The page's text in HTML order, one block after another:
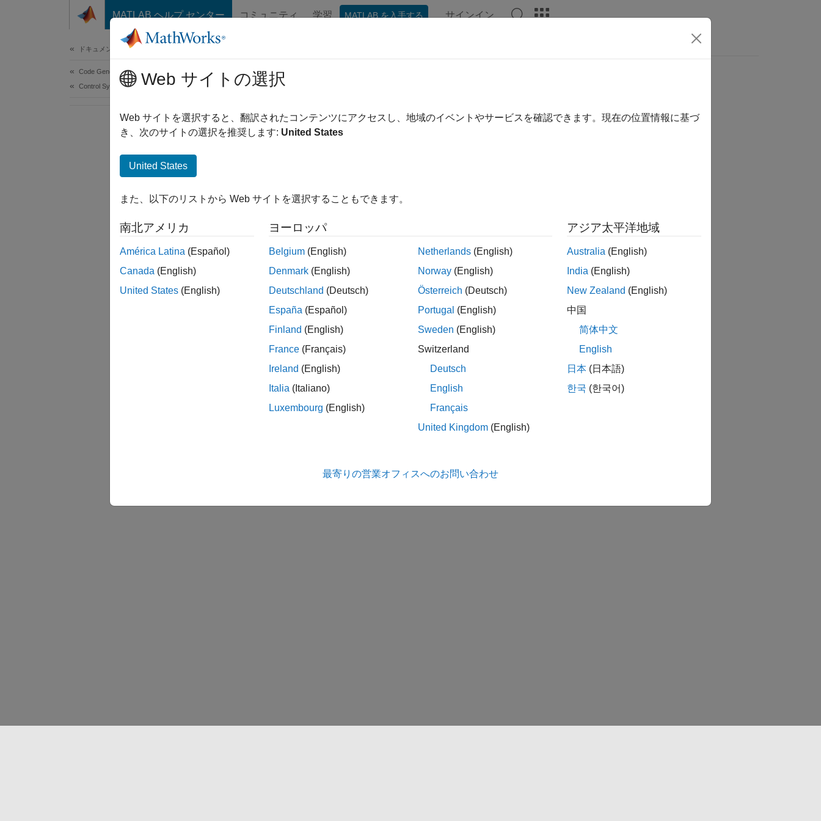
コンテンツへスキップ
MATLAB ヘルプ センター コミュニティ 学習 MATLAB を入手する サインイン
ドキュメンテーションのホーム
Code Generation
Control Systems
Web サイトの選択
Web サイトを選択すると、翻訳されたコンテンツにアクセスし、地域のイベントやサービスを確認できます。現在の位置情報に基づ
き、次のサイトの選択を推奨します: United States
United States
また、以下のリストから Web サイトを選択することもできます。
南北アメリカ
América Latina (Español)
Canada (English)
United States (English)
ヨーロッパ
Belgium (English)
Denmark (English)
Deutschland (Deutsch)
España (Español)
Finland (English)
France (Français)
Ireland (English)
Italia (Italiano)
Luxembourg (English)
Netherlands (English)
Norway (English)
Österreich (Deutsch)
Portugal (English)
Sweden (English)
Switzerland
Deutsch
English
Français
United Kingdom (English)
アジア太平洋地域
Australia (English)
India (English)
New Zealand (English)
中国
简体中文
English
日本 (日本語)
한국 (한국어)
最寄りの営業オフィスへのお問い合わせ